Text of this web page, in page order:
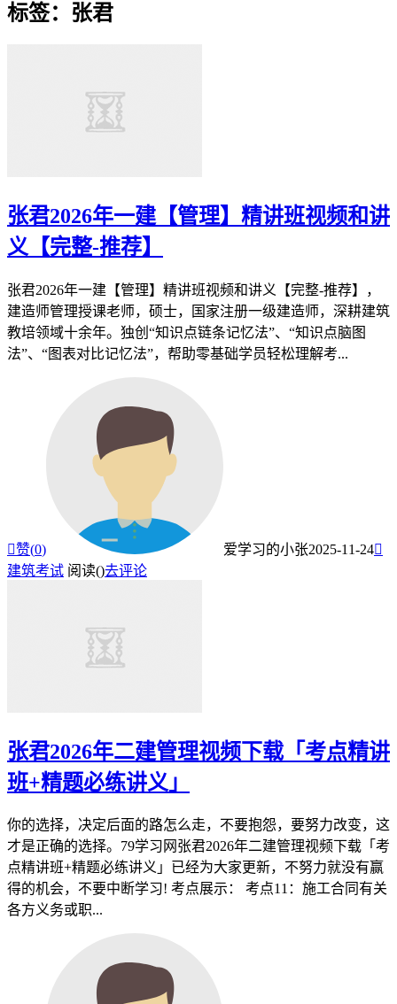
标签：张君
张君2026年一建【管理】精讲班视频和讲
义【完整-推荐】
张君2026年一建【管理】精讲班视频和讲义【完整-推荐】，
建造师管理授课老师，硕士，国家注册一级建造师，深耕建筑
教培领域十余年。独创“知识点链条记忆法”、“知识点脑图
法”、“图表对比记忆法”，帮助零基础学员轻松理解考...
赞(0) 爱学习的小张2025-11-24
建筑考试 阅读()去评论
张君2026年二建管理视频下载「考点精讲
班+精题必练讲义」
你的选择，决定后面的路怎么走，不要抱怨，要努力改变，这
才是正确的选择。79学习网张君2026年二建管理视频下载「考
点精讲班+精题必练讲义」已经为大家更新，不努力就没有赢
得的机会，不要中断学习! 考点展示： 考点11：施工合同有关
各方义务或职...